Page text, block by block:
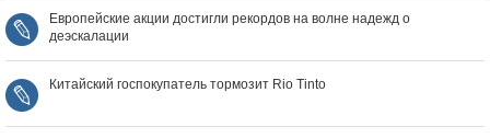
Европейские акции достигли рекордов на волне надежд о
деэскалации
Китайский госпокупатель тормозит Rio Tinto